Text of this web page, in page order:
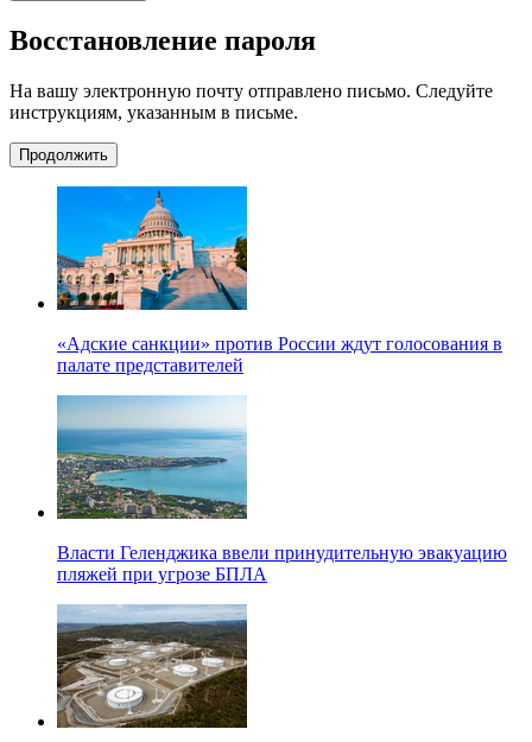
Восстановление пароля
На вашу электронную почту отправлено письмо. Следуйте
инструкциям, указанным в письме.
Продолжить
«Адские санкции» против России ждут голосования в
палате представителей
Власти Геленджика ввели принудительную эвакуацию
пляжей при угрозе БПЛА